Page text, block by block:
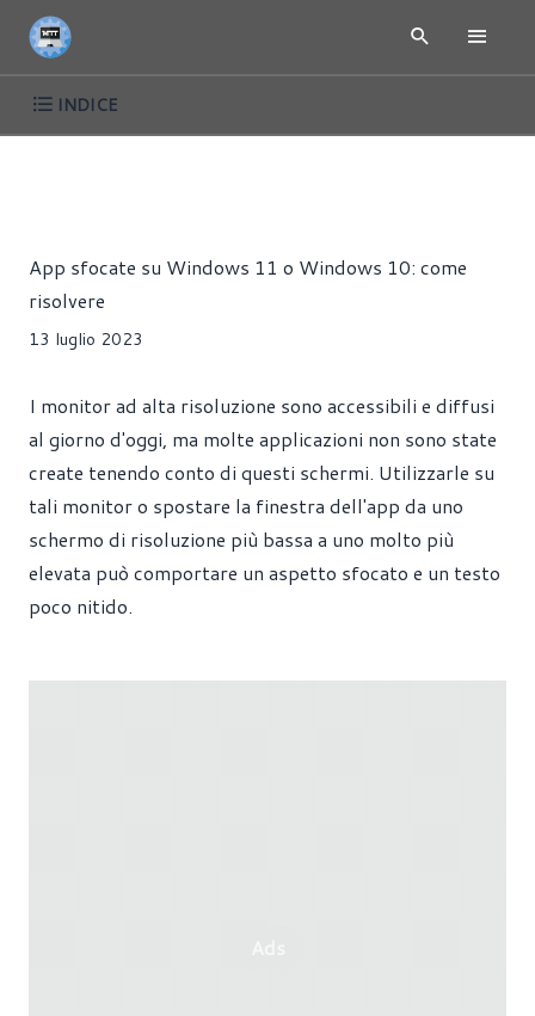
INDICE
App sfocate su Windows 11 o Windows 10: come
risolvere
13 luglio 2023
I monitor ad alta risoluzione sono accessibili e diffusi
al giorno d'oggi, ma molte applicazioni non sono state
create tenendo conto di questi schermi. Utilizzarle su
tali monitor o spostare la finestra dell'app da uno
schermo di risoluzione più bassa a uno molto più
elevata può comportare un aspetto sfocato e un testo
poco nitido.